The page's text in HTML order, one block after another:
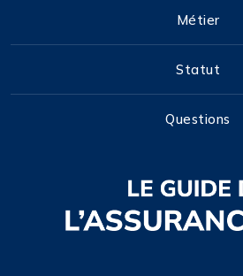
Métier
Statut
Questions